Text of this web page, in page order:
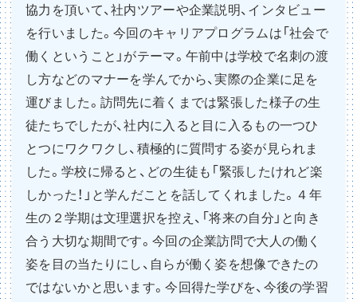
協力を頂いて、社内ツアーや企業説明、インタビュー
を行いました。今回のキャリアプログラムは「社会で
働くということ」がテーマ。午前中は学校で名刺の渡
し方などのマナーを学んでから、実際の企業に足を
運びました。訪問先に着くまでは緊張した様子の生
徒たちでしたが、社内に入ると目に入るもの一つひ
とつにワクワクし、積極的に質問する姿が見られま
した。学校に帰ると、どの生徒も「緊張したけれど楽
しかった！」と学んだことを話してくれました。４年
生の２学期は文理選択を控え、「将来の自分」と向き
合う大切な期間です。今回の企業訪問で大人の働く
姿を目の当たりにし、自らが働く姿を想像できたの
ではないかと思います。今回得た学びを、今後の学習